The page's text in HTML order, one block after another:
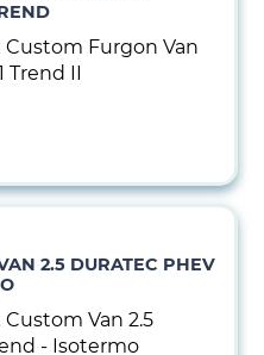
2.5 DURATEC PHEV